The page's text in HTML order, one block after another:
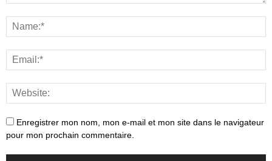
Enregistrer mon nom, mon e-mail et mon site dans le navigateur
pour mon prochain commentaire.